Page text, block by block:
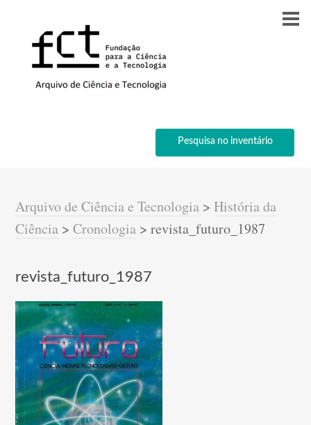
Pesquisa no inventário
Arquivo de Ciência e Tecnologia >História da
Ciência >Cronologia >revista_futuro_1987
revista_futuro_1987